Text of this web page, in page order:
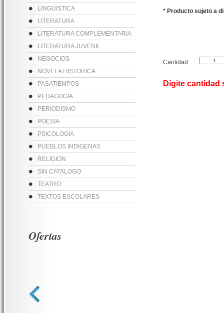
LINGUISTICA
LITERATURA
LITERATURA COMPLEMENTARIA
LITERATURA JUVENIL
NEGOCIOS
NOVELA HISTORICA
PASATIEMPOS
PEDAGOGIA
PERIODISMO
POESIA
PSICOLOGIA
PUEBLOS INDIGENAS
RELIGION
SIN CATALOGO
TEATRO
TEXTOS ESCOLARES
* Producto sujeto a
Cantidad
Digite
Ofertas